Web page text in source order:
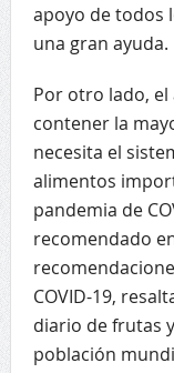
apoyo de todos
una gran ayuda.
Por otro lado,
contener la
necesita el
alimentos
pandemia de
recomendado
COVID-19,
diario de frutas
población